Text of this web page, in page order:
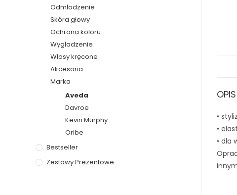
OPIS
•
•
• dla
Odmłodzenie
Skóra głowy
Ochrona koloru
Wygładzenie
Włosy kręcone
Akcesoria
Marka
Aveda
Davroe
Kevin Murphy
Oribe
Bestseller
Zestawy Prezentowe